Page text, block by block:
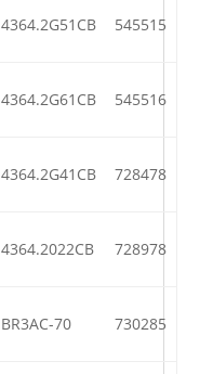
4364.2G51CB 545515
4364.2G61CB 545516
4364.2G41CB 728478
4364.2022CB 728978
BR3AC-70 730285